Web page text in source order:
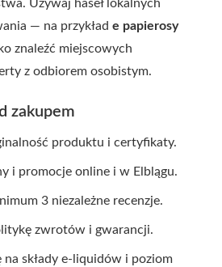
Używaj haseł lokalnych
— na przykład e papierosy
znaleźć miejscowych
z odbiorem osobistym.
zakupem
produktu i certyfikaty.
i promocje online i w Elblągu.
3 niezależne recenzje.
zwrotów i gwarancji.
składy e-liquidów i poziom